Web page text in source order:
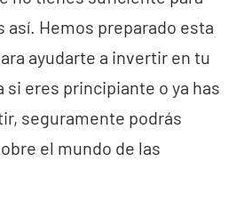
así. Hemos preparado esta
ayudarte a invertir en tu
eres principiante o ya has
seguramente podrás
el mundo de las